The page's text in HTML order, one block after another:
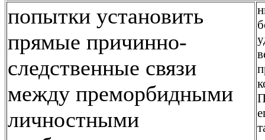
попытки установить
прямые причинно-
следственные связи
между преморбидными
личностными